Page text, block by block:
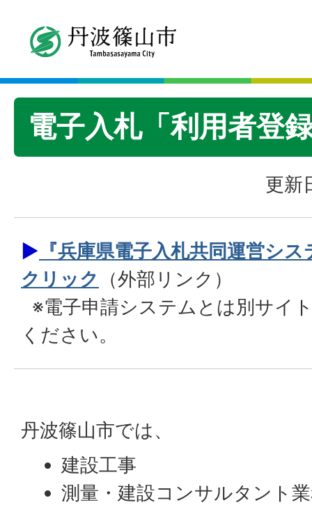
電子入札「利用者登
更新
▶ 『兵庫県電子入札共同運営シ
クリック
（外部リンク）
※電子申請システムとは別サイ
ください。
丹波篠山市では、
建設工事
測量・建設コンサルタント